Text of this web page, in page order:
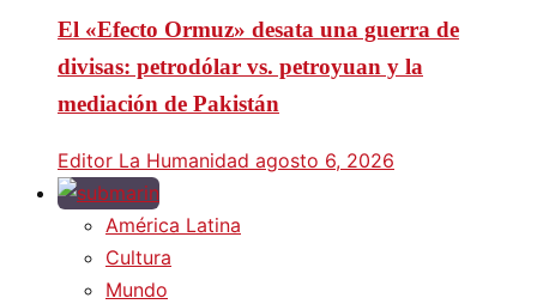
El «Efecto Ormuz» desata una guerra de
divisas: petrodólar vs. petroyuan y la
mediación de Pakistán
Editor La Humanidad agosto 6, 2026
América Latina
Cultura
Mundo